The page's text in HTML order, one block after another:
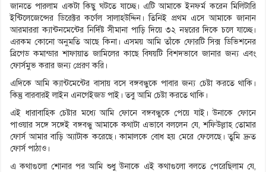
জানতে পারলাম একটা কিছু ঘটতে যাচ্ছে। এটি আমাকে ইনফর্ম করেন মিলিটারি
ইন্টিলেজেন্সের ডিরেক্টর কর্ণেল সালাহউদ্দিন। তিনিই প্রথম এসে আমাকে জানান
আরমাররা ক্যান্টনমেন্টের নির্দিষ্ট সীমানা পাড়ি দিয়ে ৩২ নম্বরের দিকে চলে যাচ্ছে।
এরকম কোনো অনুমতি আছে কিনা। এসময় আমি তাঁকে ফোরটি সিক্স ডিভিশনের
ব্রিগেড কমান্ডার শাফায়াত জামিলের কাছে বিষয়টি বিশদভাবে জানার জন্য এবং
ফোর্সমুভ করার জন্য প্রেরণ করি।
এদিকে আমি ক্যান্টমেন্টের বাসায় বসে বঙ্গবন্ধুকে পাবার জন্য চেষ্টা করতে থাকি।
কিন্তু বারবারই লাইন এনগেইজড পাই। তবু আমি চেষ্টা করতে থাকি।
এই ধারাবাহিক চেষ্টার মধ্যে আমি ফোনে বঙ্গবন্ধুকে পেয়ে যাই। উনাকে ফোনে
পাওয়ার সঙ্গে সঙ্গেই বঙ্গবন্ধু আমাকে কথাটা এভাবে বললেন যে, শফিউল্লাহ তোমার
ফোর্স আমার বাড়ি অ্যাটাক করেছে। কামালকে বোধ হয় মেরে ফেলেছে। তুমি দ্রুত
ফোর্স পাঠাও।
এ কথাগুলো শোনার পর আমি শুধু উনাকে এই কথাগুলো বলতে পেরেছিলাম যে,